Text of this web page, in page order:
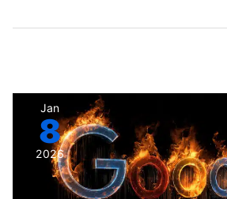
Jan
8
2026
Volatilité
classement